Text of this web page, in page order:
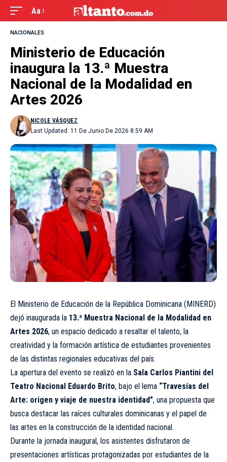
Aa
NACIONALES
Ministerio de Educación
inaugura la 13.ª Muestra
Nacional de la Modalidad en
Artes 2026
Last Updated: 11 De Junio De 2026 8:59 AM
NICOLE VÁSQUEZ
El Ministerio de Educación de la República Dominicana (MINERD)
dejó inaugurada la 13.ª Muestra Nacional de la Modalidad en
Artes 2026, un espacio dedicado a resaltar el talento, la
creatividad y la formación artística de estudiantes provenientes
de las distintas regionales educativas del país.
La apertura del evento se realizó en la Sala Carlos Piantini del
Teatro Nacional Eduardo Brito, bajo el lema “Travesías del
Arte: origen y viaje de nuestra identidad”, una propuesta que
busca destacar las raíces culturales dominicanas y el papel de
las artes en la construcción de la identidad nacional.
Durante la jornada inaugural, los asistentes disfrutaron de
presentaciones artísticas protagonizadas por estudiantes de la